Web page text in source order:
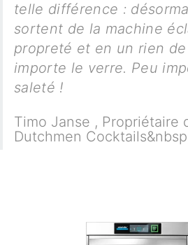
telle différence :
sortent de la machine
propreté et en un rien
importe le verre. Peu
saleté !
Timo Janse , Propriétaire
Dutchmen